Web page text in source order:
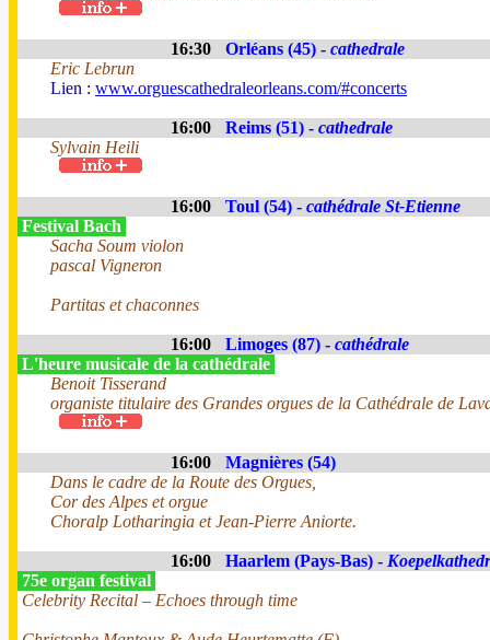
16:30 Orléans (45) - cathedrale
Eric Lebrun
Lien : www.orguescathedraleorleans.com/#concerts
16:00 Reims (51) - cathedrale
Sylvain Heili
16:00 Toul (54) - cathédrale St-Etienne
Festival Bach
Sacha Soum violon
pascal Vigneron
Partitas et chaconnes
16:00 Limoges (87) - cathédrale
L'heure musicale de la cathédrale
Benoit Tisserand
organiste titulaire des Grandes orgues de la Cathédrale de
16:00
Magnières (54)
Dans le cadre de la Route des Orgues,
Cor des Alpes et orgue
Choralp Lotharingia et Jean-Pierre Aniorte.
16:00 Haarlem (Pays-Bas) -
75e organ festival
Celebrity Recital – Echoes through time